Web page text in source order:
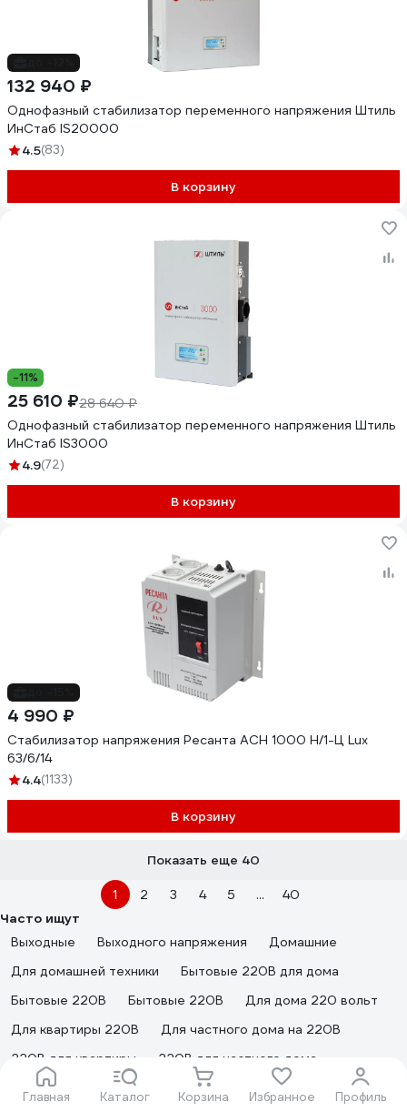
Главная Каталог Корзина Избранное Профиль
132 940 ₽
Однофазный стабилизатор переменного напряжения Штиль
ИнСтаб IS20000
4.5(83)
В корзину
-11%
25 610 ₽28 640 ₽
Однофазный стабилизатор переменного напряжения Штиль
ИнСтаб IS3000
4.9(72)
В корзину
4 990 ₽
Стабилизатор напряжения Ресанта АСН 1000 Н/1-Ц Lux
63/6/14
4.4(1133)
В корзину
Показать еще 40
1 2 3 4 5 ...
40
Часто ищут
Выходные
Выходного напряжения
Домашние
Для домашней техники
Бытовые 220В для дома
Бытовые 220В
Бытовые 220В
Для дома 220 вольт
Для квартиры 220В
Для частного дома на 220В
220В для квартиры
220В для частного дома
Домашние
220В для дома
Однофазные для дачи